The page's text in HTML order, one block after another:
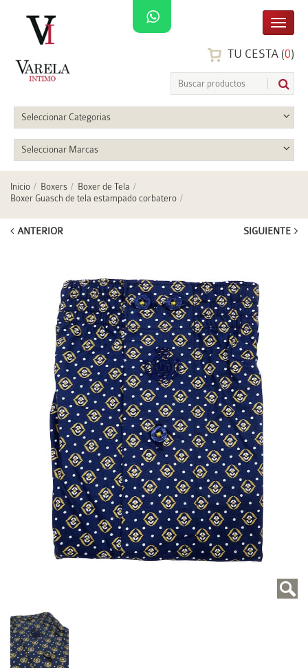
TU CESTA (0)
Seleccionar Categorias
Seleccionar Marcas
Inicio Boxers
Boxer de Tela
Boxer Guasch de tela estampado corbatero
ANTERIOR SIGUIENTE